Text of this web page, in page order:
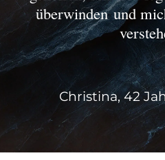
überwindenund
Christina, 42